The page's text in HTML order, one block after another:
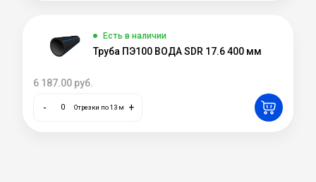
Есть в наличии
Труба ПЭ100 ВОДА SDR 17.6 400 мм
6 187.00 руб.
- Отрезки по 13 м +